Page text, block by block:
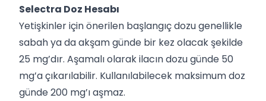
Selectra Doz Hesabı
Yetişkinler için önerilen başlangıç dozu genellikle
sabah ya da akşam günde bir kez olacak şekilde
25 mg’dır. Aşamalı olarak ilacın dozu günde 50
mg’a çıkarılabilir. Kullanılabilecek maksimum doz
günde 200 mg’ı aşmaz.